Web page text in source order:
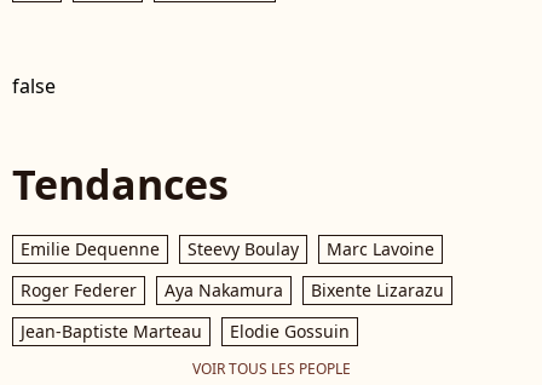
false
Tendances
Emilie Dequenne Steevy Boulay
Marc Lavoine
Roger Federer
Aya Nakamura
Bixente Lizarazu
Jean-Baptiste Marteau
Elodie Gossuin
VOIR TOUS LES PEOPLE